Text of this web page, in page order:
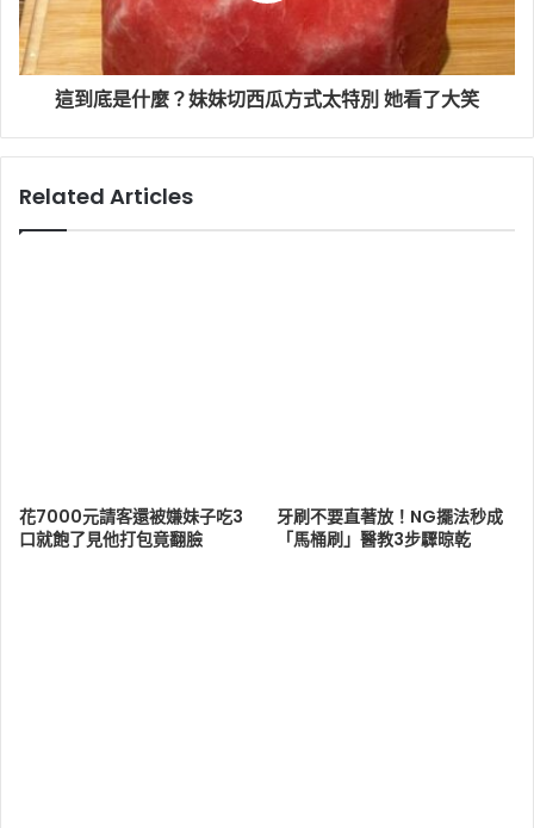
這到底是什麼？妹妹切西瓜方式太特別 她看了大笑
Related Articles
花7000元請客還被嫌妹子吃3
口就飽了見他打包竟翻臉
牙刷不要直著放！NG擺法秒成
「馬桶刷」醫教3步驟晾乾